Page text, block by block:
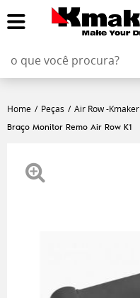
Home Peças Air Row -
Braço Monitor Remo Air Row K1